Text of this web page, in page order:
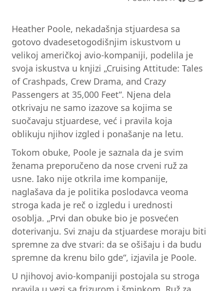
Heather Poole, nekadašnja stjuardesa sa
gotovo dvadesetogodišnjim iskustvom u
velikoj američkoj avio-kompaniji, podelila je
svoja iskustva u knjizi „Cruising Attitude: Tales
of Crashpads, Crew Drama, and Crazy
Passengers at 35,000 Feet“. Njena dela
otkrivaju ne samo izazove sa kojima se
suočavaju stjuardese, već i pravila koja
oblikuju njihov izgled i ponašanje na letu.
Tokom obuke, Poole je saznala da je svim
ženama preporučeno da nose crveni ruž za
usne. Iako nije otkrila ime kompanije,
naglašava da je politika poslodavca veoma
stroga kada je reč o izgledu i urednosti
osoblja. „Prvi dan obuke bio je posvećen
doterivanju. Svi znaju da stjuardese moraju biti
spremne za dve stvari: da se ošišaju i da budu
spremne da krenu bilo gde“, izjavila je Poole.
U njihovoj avio-kompaniji postojala su stroga